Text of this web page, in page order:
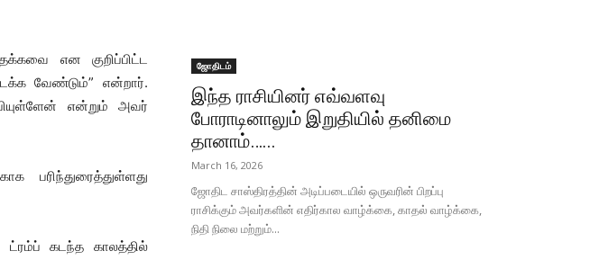
என குறிப்பிட்ட
வேண்டும்” என்றார்.
என்றும் அவர்
பரிந்துரைத்துள்ளது
ட்ரம்ப் கடந்த காலத்தில்
ஜோதிடம்
இந்த ராசியினர் எவ்வளவு
போராடினாலும் இறுதியில் தனிமை
தானாம்…...
March 16, 2026
ஜோதிட சாஸ்திரத்தின் அடிப்படையில் ஒருவரின் பிறப்பு
ராசிக்கும் அவர்களின் எதிர்கால வாழ்க்கை, காதல் வாழ்க்கை,
நிதி நிலை மற்றும்...